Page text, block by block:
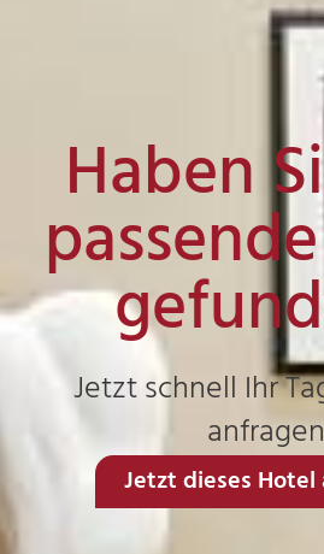
Haben
Jetzt schnell Ihr
Jetzt dieses Hotel